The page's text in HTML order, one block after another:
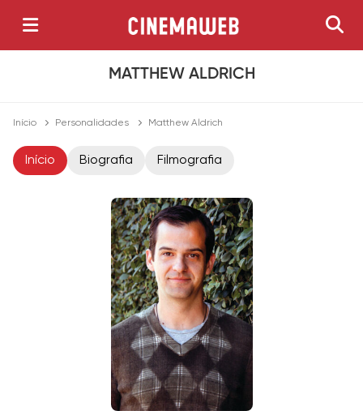
MATTHEW ALDRICH
Início Personalidades Matthew Aldrich
Início Biografia Filmografia